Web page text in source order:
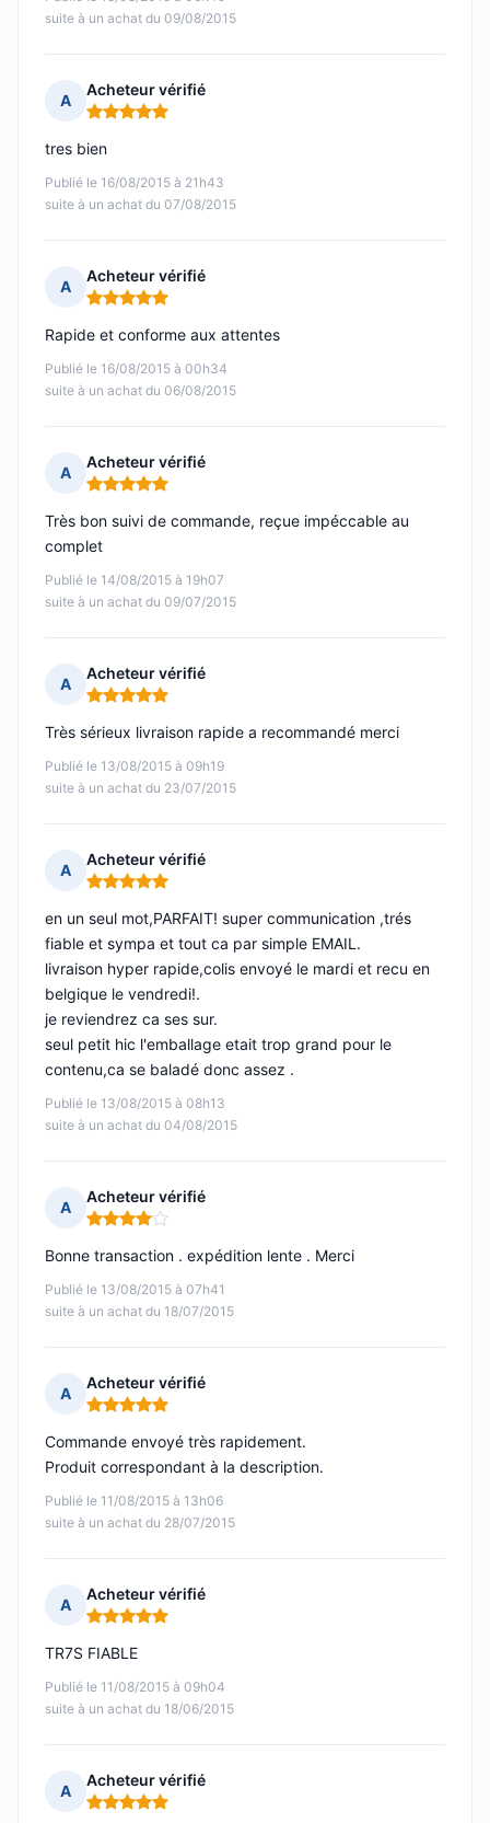
suite à un achat du 09/08/2015
A
Acheteur vérifié
Note : 5 sur 5
Publié le 16/08/2015 à 21h43
suite à un achat du 07/08/2015
tres bien
A
Acheteur vérifié
Note : 5 sur 5
Publié le 16/08/2015 à 00h34
suite à un achat du 06/08/2015
Rapide et conforme aux attentes
A
Acheteur vérifié
Note : 5 sur 5
Publié le 14/08/2015 à 19h07
suite à un achat du 09/07/2015
Très bon suivi de commande, reçue impéccable au
complet
A
Acheteur vérifié
Note : 5 sur 5
Publié le 13/08/2015 à 09h19
suite à un achat du 23/07/2015
Très sérieux livraison rapide a recommandé merci
A
Acheteur vérifié
Note : 5 sur 5
Publié le 13/08/2015 à 08h13
suite à un achat du 04/08/2015
en un seul mot,PARFAIT! super communication ,trés
fiable et sympa et tout ca par simple EMAIL.
livraison hyper rapide,colis envoyé le mardi et recu en
belgique le vendredi!.
je reviendrez ca ses sur.
seul petit hic l'emballage etait trop grand pour le
contenu,ca se baladé donc assez .
A
Acheteur vérifié
Note : 4 sur 5
Publié le 13/08/2015 à 07h41
suite à un achat du 18/07/2015
Bonne transaction . expédition lente . Merci
A
Acheteur vérifié
Note : 5 sur 5
Publié le 11/08/2015 à 13h06
suite à un achat du 28/07/2015
Commande envoyé très rapidement.
Produit correspondant à la description.
A
Acheteur vérifié
Note : 5 sur 5
Publié le 11/08/2015 à 09h04
suite à un achat du 18/06/2015
TR7S FIABLE
A
Acheteur vérifié
Note : 5 sur 5